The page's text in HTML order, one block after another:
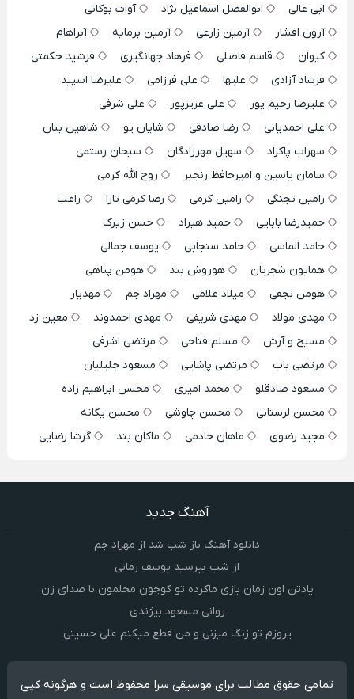
ابی عالی
ابوالفضل اسماعیل نژاد
آوات بوکانی
آرون افشار
آرمین زارعی آرمین برمایه
آبراهام
کیوان
قاسم فاضلی فرهاد جهانگیری
فرشید حکمتی
فرشاد آزادی
علیها علی فرزامی
علیرضا اسپید
علیرضا رحیم پور
علی عزیزپور
علی شرفی
علی احمدیانی
رضا صادقی شایان یو
شاهین بنان
سهراب پاکزاد
سهیل مهرزادگان
سبحان رستمی
سامان یاسین و امیرحافظ رنجبر
روح الله کرمی
رامین تجنگی
رامین کرمی رضا کرمی تارا
راغب
حمیدرضا بابایی
حمید هیراد
حسن زیرک
حامد الماسی
حامد سنجابی
یوسف جمالی
همایون شجریان
هوروش بند
هومن پناهی
هومن نجفی
میلاد غلامی مهراد جم
مهدیار
مهدی مولاد
مهدی شریفی مهدی احمدوند
معین زد
مسیح و آرش
مسلم فتاحی
مرتضی اشرفی
مرتضی باب
مرتضی پاشایی
مسعود جلیلیان
مسعود صادقلو
محمد امیری
محسن ابراهیم زاده
محسن لرستانی
محسن چاوشی
محسن یگانه
مجید رضوی
ماهان خادمی ماکان بند گرشا رضایی
آهنگ جدید
دانلود آهنگ باز شب شد از مهراد جم
از شب بپرسید یوسف زمانی
یادتن اون زمان بازی ماکرده تو کوچون محلمون با صدای زن
روانی مسعود بیژندی
یروزم تو زنگ میزنی و من قطع میکنم علی حسینی
تمامی حقوق مطالب برای موسیقی سرا محفوظ است و هرگونه کپی